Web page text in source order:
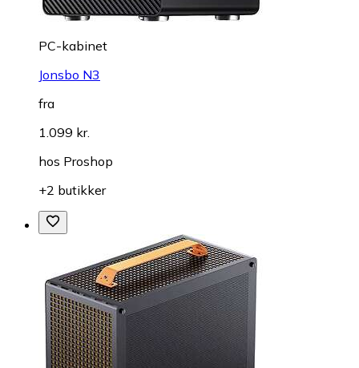
PC-kabinet
Jonsbo N3
fra
1.099 kr.
hos Proshop
+2 butikker